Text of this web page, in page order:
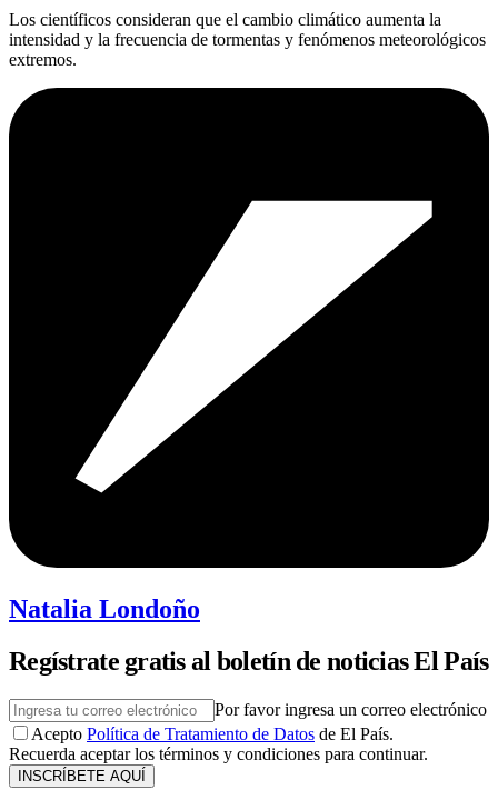
Los científicos consideran que el cambio climático aumenta la
intensidad y la frecuencia de tormentas y fenómenos meteorológicos
extremos.
Natalia Londoño
Regístrate gratis al boletín de noticias El País
Por favor ingresa un correo electrónico
Acepto Política de Tratamiento de Datos de El País.
Recuerda aceptar los términos y condiciones para continuar.
INSCRÍBETE AQUÍ